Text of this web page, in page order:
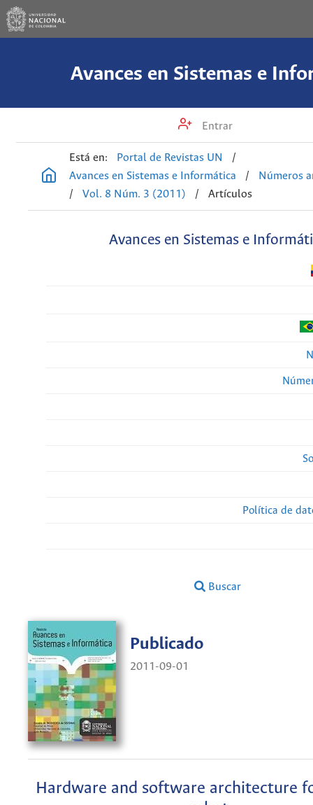
Avances en Sistemas e
Entrar
Está en: Portal de Revistas UN
/
Avances en Sistemas e Informática
/
Números
/
Vol. 8 Núm. 3 (2011) / Artículos
Avances en Sistemas e
Política de
Buscar
Publicado
2011-09-01
Hardware and software architecture